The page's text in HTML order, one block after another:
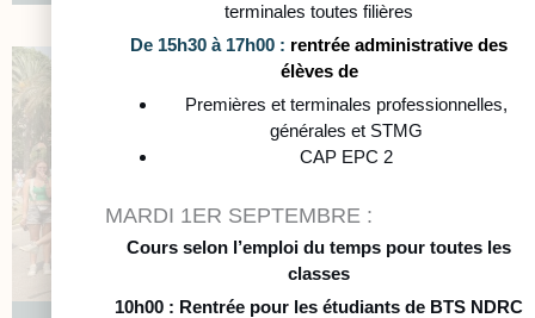
terminales toutes filières
De 15h30 à 17h00 : rentrée administrative des
élèves de
Premières et terminales professionnelles,
générales et STMG
CAP EPC 2
MARDI 1ER SEPTEMBRE :
Cours selon l’emploi du temps pour toutes les
classes
10h00 : Rentrée pour les étudiants de BTS NDRC